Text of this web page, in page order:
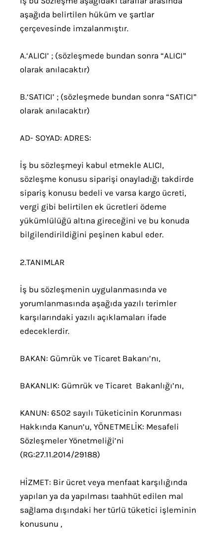
aşağıda belirtilen hüküm ve şartlar
çerçevesinde imzalanmıştır.
A.‘ALICI’ ; (sözleşmede bundan sonra “ALICI”
olarak anılacaktır)
B.‘SATICI’ ; (sözleşmede bundan sonra “SATICI”
olarak anılacaktır)
AD- SOYAD: ADRES:
İş bu sözleşmeyi kabul etmekle ALICI,
sözleşme konusu siparişi onayladığı takdirde
sipariş konusu bedeli ve varsa kargo ücreti,
vergi gibi belirtilen ek ücretleri ödeme
yükümlülüğü altına gireceğini ve bu konuda
bilgilendirildiğini peşinen kabul eder.
2.TANIMLAR
İş bu sözleşmenin uygulanmasında ve
yorumlanmasında aşağıda yazılı terimler
karşılarındaki yazılı açıklamaları ifade
edeceklerdir.
BAKAN: Gümrük ve Ticaret Bakanı’nı,
BAKANLIK: Gümrük ve Ticaret Bakanlığı’nı,
KANUN: 6502 sayılı Tüketicinin Korunması
Hakkında Kanun’u, YÖNETMELİK: Mesafeli
Sözleşmeler Yönetmeliği’ni
(RG:27.11.2014/29188)
HİZMET: Bir ücret veya menfaat karşılığında
yapılan ya da yapılması taahhüt edilen mal
sağlama dışındaki her türlü tüketici işleminin
konusunu ,